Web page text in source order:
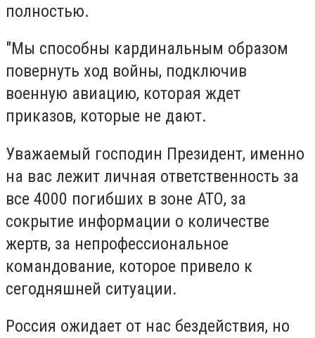
полностью.
"Мы способны кардинальным образом
повернуть ход войны, подключив
военную авиацию, которая ждет
приказов, которые не дают.
Уважаемый господин Президент, именно
на вас лежит личная ответственность за
все 4000 погибших в зоне АТО, за
сокрытие информации о количестве
жертв, за непрофессиональное
командование, которое привело к
сегодняшней ситуации.
Россия ожидает от нас бездействия, но